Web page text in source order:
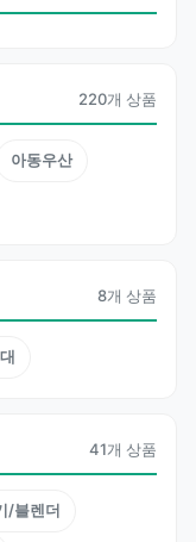
220개 상품
아동우산
8개 상품
41개 상품
/블렌더